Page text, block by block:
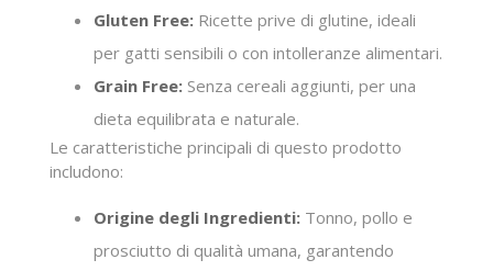
Gluten Free: Ricette prive di glutine, ideali
per gatti sensibili o con intolleranze alimentari.
Grain Free: Senza cereali aggiunti, per una
dieta equilibrata e naturale.
Le caratteristiche principali di questo prodotto
includono:
Origine degli Ingredienti: Tonno, pollo e
prosciutto di qualità umana, garantendo